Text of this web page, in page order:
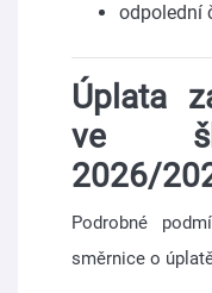
odpolední
Úplata
ve
2026/
Podrobné
směrnice o